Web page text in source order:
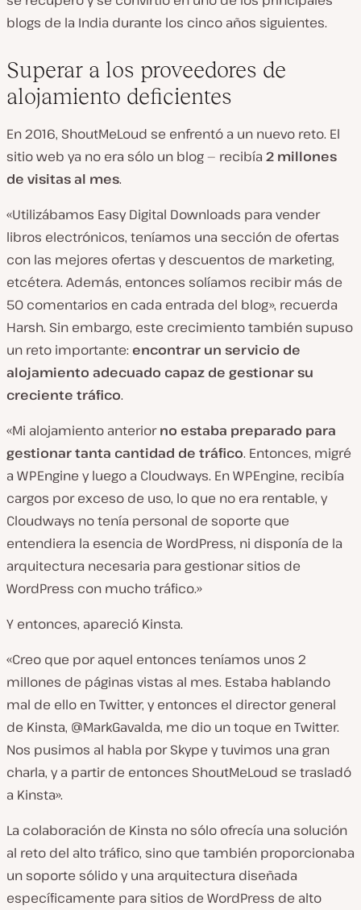
blogs de la India durante los cinco años siguientes.
Superar a los proveedores de
alojamiento deficientes
En 2016, ShoutMeLoud se enfrentó a un nuevo reto. El
sitio web ya no era sólo un blog — recibía 2 millones
de visitasal mes.
«Utilizábamos Easy Digital Downloads para vender
libros electrónicos, teníamos una sección de ofertas
con las mejores ofertas y descuentos de marketing,
etcétera. Además, entonces solíamos recibir más de
50 comentarios en cada entrada del blog», recuerda
Harsh. Sin embargo, este crecimiento también supuso
un reto importante: encontrar un servicio de
alojamiento adecuado capaz de gestionar su
creciente tráfico.
«Mi alojamiento anteriorno estaba preparado para
gestionar tanta cantidad de tráfico. Entonces, migré
a WPEngine y luego a Cloudways. En WPEngine, recibía
cargos por exceso de uso, lo que no era rentable, y
Cloudways no tenía personal de soporte que
entendiera la esencia de WordPress, ni disponía de la
arquitectura necesaria para gestionar sitios de
WordPress con mucho tráfico.»
Y entonces, apareció Kinsta.
«Creo que por aquel entonces teníamos unos 2
millones de páginas vistas al mes. Estaba hablando
mal de ello en Twitter, y entonces el director general
de Kinsta, @MarkGavalda, me dio un toque en Twitter.
Nos pusimos al habla por Skype y tuvimos una gran
charla, y a partir de entonces ShoutMeLoud se trasladó
a Kinsta».
La colaboración de Kinsta no sólo ofrecía una solución
al reto del alto tráfico, sino que también proporcionaba
un soporte sólido y una arquitectura diseñada
específicamente para sitios de WordPress de alto